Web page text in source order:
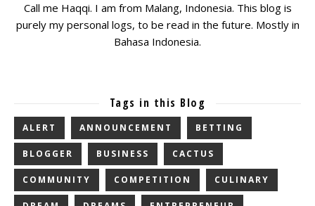
Call me Haqqi. I am from Malang, Indonesia. This blog is
purely my personal logs, to be read in the future. Mostly in
Bahasa Indonesia.
Tags in this Blog
ALERT ANNOUNCEMENT BETTING
BLOGGER BUSINESS CACTUS
COMMUNITY COMPETITION CULINARY